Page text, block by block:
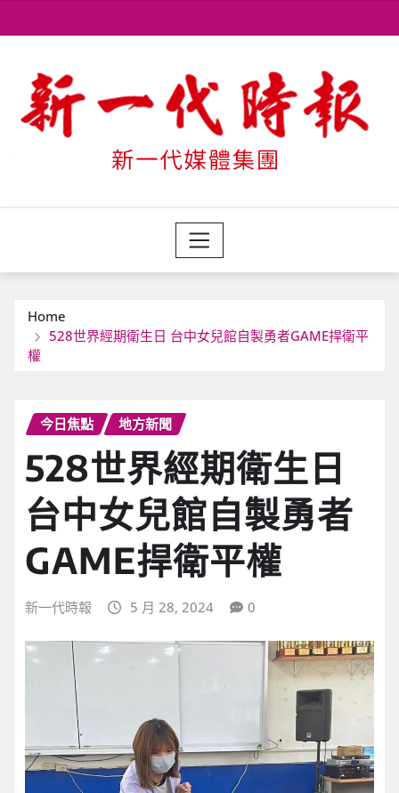
to
Home
528世界經期衛生日 台中女兒館自製勇者GAME捍衛平
權
今日焦點 地方新聞
528世界經期衛生日
台中女兒館自製勇者
GAME捍衛平權
新一代時報 5 月 28, 2024 0